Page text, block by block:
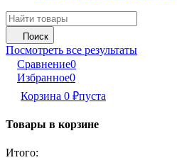
Поиск
Посмотреть все результаты
Сравнение0
Избранное0
Корзина 0 ₽пуста
Товары в корзине
Итого: